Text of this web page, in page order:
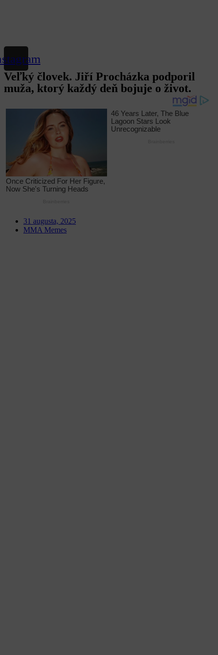
Veľký človek. Jiří Procházka podporil
muža, ktorý každý deň bojuje o život.
31 augusta, 2025
MMA Memes